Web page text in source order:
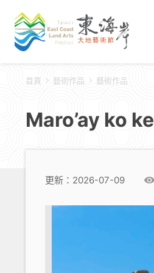
首頁 藝術作品 藝術作品
Maro’ay ko
更新：2026-07-09